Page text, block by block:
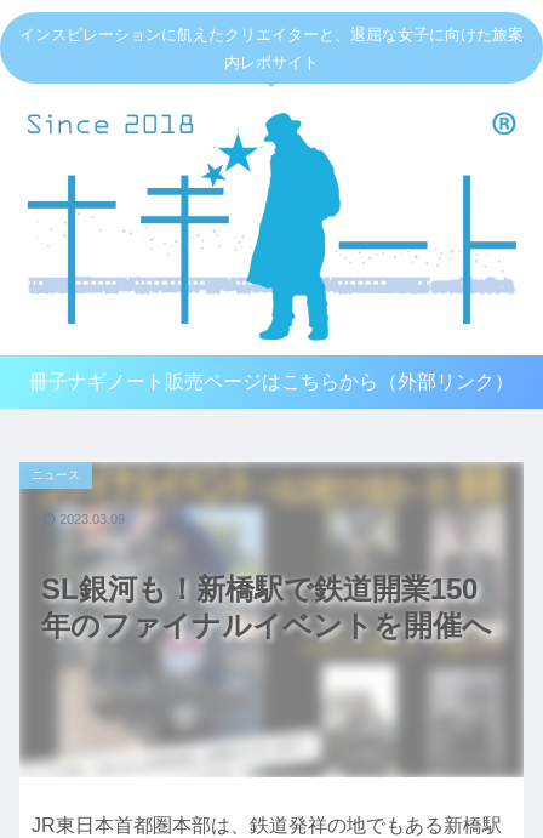
インスピレーションに飢えたクリエイターと、退屈な女子に向けた旅案
内レポサイト
冊子ナギノート販売ページはこちらから（外部リンク）
SL銀河も！新橋駅で鉄道開業150
年のファイナルイベントを開催へ
ニュース
2023.03.09
JR東日本首都圏本部は、鉄道発祥の地でもある新橋駅